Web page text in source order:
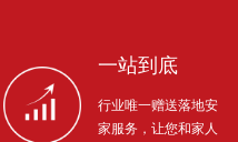
一站到底
行业唯一赠送落地安
家服务，让您和家人